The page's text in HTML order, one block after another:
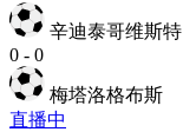
辛迪泰哥维斯特
0 - 0
梅塔洛格布斯
直播中